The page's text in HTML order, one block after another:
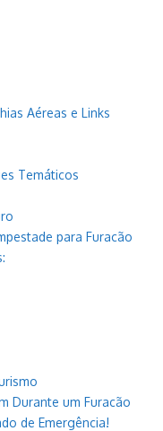
Aéreas e Links
Temáticos
para Furacão
Durante um Furacão
de Emergência!